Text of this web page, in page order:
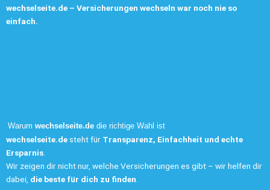
wechselseite.de – Versicherungen wechseln war noch nie so
einfach.
Warum wechselseite.de die richtige Wahl ist
wechselseite.de steht für Transparenz, Einfachheit und echte
Ersparnis.
Wir zeigen dir nicht nur, welche Versicherungen es gibt – wir helfen dir
dabei, die beste für dich zu finden.